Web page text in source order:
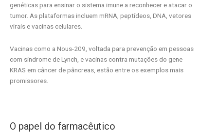
genéticas para ensinar o sistema imune a reconhecer e atacar o
tumor. As plataformas incluem mRNA, peptídeos, DNA, vetores
virais e vacinas celulares.
Vacinas como a Nous-209, voltada para prevenção em pessoas
com síndrome de Lynch, e vacinas contra mutações do gene
KRAS em câncer de pâncreas, estão entre os exemplos mais
promissores.
O papel do farmacêutico